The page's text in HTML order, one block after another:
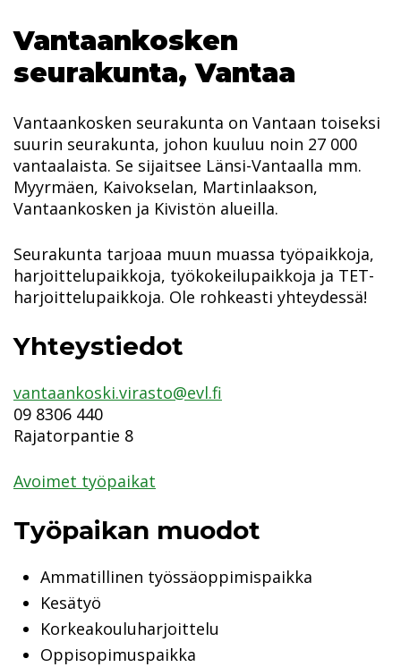
Vantaankosken
seurakunta, Vantaa
Vantaankosken seurakunta on Vantaan toiseksi
suurin seurakunta, johon kuuluu noin 27 000
vantaalaista. Se sijaitsee Länsi-Vantaalla mm.
Myyrmäen, Kaivokselan, Martinlaakson,
Vantaankosken ja Kivistön alueilla.
Seurakunta tarjoaa muun muassa työpaikkoja,
harjoittelupaikkoja, työkokeilupaikkoja ja TET-
harjoittelupaikkoja. Ole rohkeasti yhteydessä!
Yhteystiedot
vantaankoski.virasto@evl.fi
09 8306 440
Rajatorpantie 8
Avoimet työpaikat
Työpaikan muodot
Ammatillinen työssäoppimispaikka
Kesätyö
Korkeakouluharjoittelu
Oppisopimuspaikka